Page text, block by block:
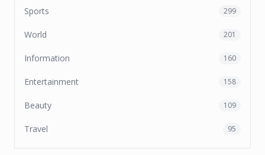
Sports 299
World 201
Information 160
Entertainment 158
Beauty 109
Travel 95